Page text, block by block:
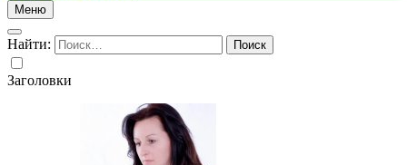
Меню
Найти:
Заголовки